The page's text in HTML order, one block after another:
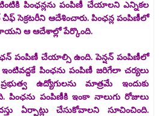
పింఛన్లను పంపిణీ చేయాలని ఎన్నికల
సెక్రటరీని ఆదేశించారు. పింఛన్ల పంపిణీలో
ఆ ఆదేశాల్లో పేర్కొంది.
పంపిణీ చేయాల్సి ఉంది. పెన్షన్ పంపిణీలో
ఇంటివద్దకే పింఛను పంపిణీ జరిగేలా చర్యలు
ఉద్యోగులను మాత్రమే ఇందుకు
పంపిణీకి ఇంకా నాలుగు రోజులు
ఏర్పాట్లు చేసుకోవాలని సూచించింది.